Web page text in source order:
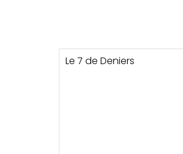
Le 7 de Deniers